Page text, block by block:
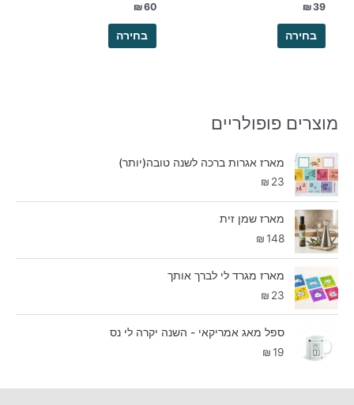
₪39
בחירה
₪60
בחירה
מוצרים פופולריים
מארז אגרות ברכה לשנה טובה(יותר)
₪ 23
מארז שמן זית
₪148
מארז מגרד לי לברך אותך
₪ 23
ספל מאג אמריקאי - השנה יקרה לי נס
₪19